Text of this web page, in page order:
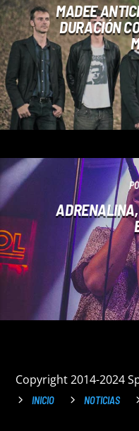
MADEE
DURACIÓN
Copyright 2014-2024
INICIO NOTICIAS